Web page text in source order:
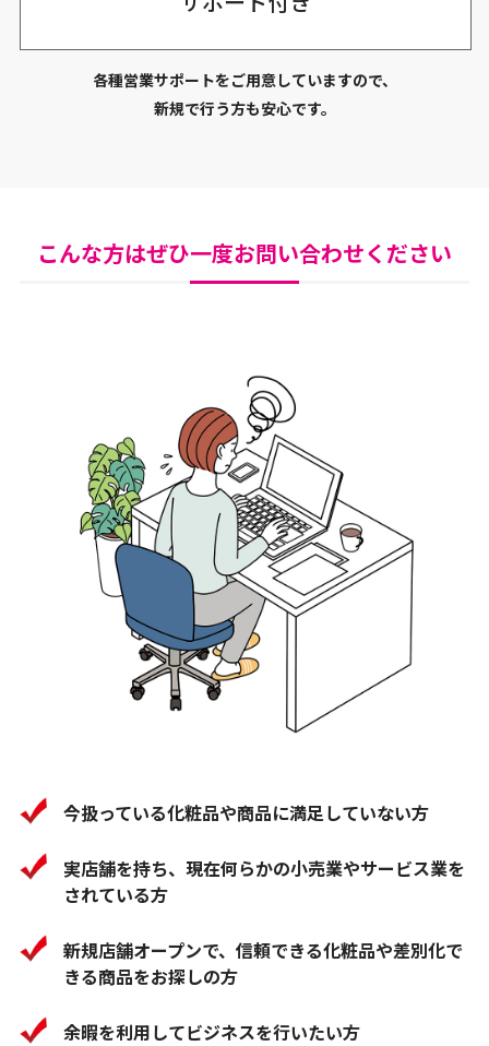
各種営業サポートをご用意していますので、
新規で行う方も安心です。
こんな方はぜひ一度お問い合わせください
今扱っている化粧品や商品に満足していない方
実店舗を持ち、現在何らかの小売業やサービス業を
されている方
新規店舗オープンで、信頼できる化粧品や差別化で
きる商品をお探しの方
余暇を利用してビジネスを行いたい方